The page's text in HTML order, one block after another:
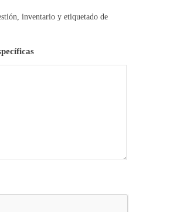
inventario y etiquetado de